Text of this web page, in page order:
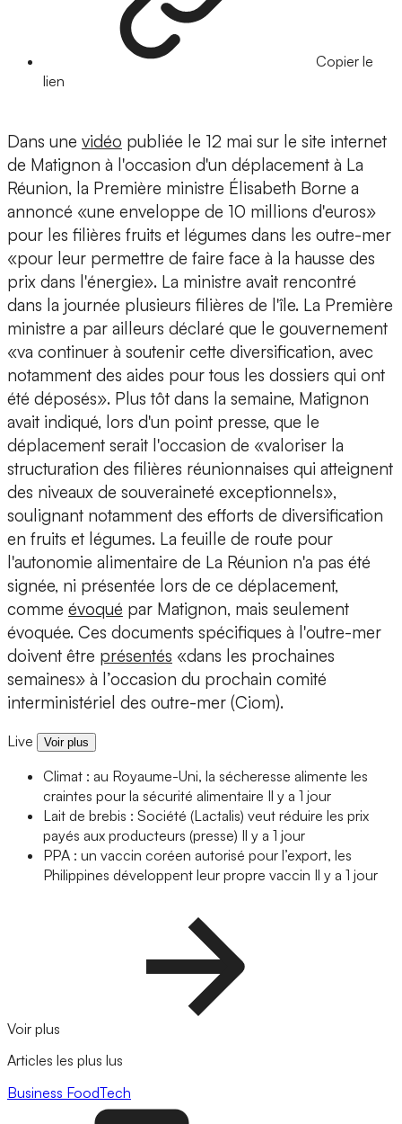
Copier le
lien
Dans une vidéo publiée le 12 mai sur le site internet
de Matignon à l'occasion d'un déplacement à La
Réunion, la Première ministre Élisabeth Borne a
annoncé «une enveloppe de 10 millions d'euros»
pour les filières fruits et légumes dans les outre-mer
«pour leur permettre de faire face à la hausse des
prix dans l'énergie». La ministre avait rencontré
dans la journée plusieurs filières de l'île. La Première
ministre a par ailleurs déclaré que le gouvernement
«va continuer à soutenir cette diversification, avec
notamment des aides pour tous les dossiers qui ont
été déposés». Plus tôt dans la semaine, Matignon
avait indiqué, lors d'un point presse, que le
déplacement serait l'occasion de «valoriser la
structuration des filières réunionnaises qui atteignent
des niveaux de souveraineté exceptionnels»,
soulignant notamment des efforts de diversification
en fruits et légumes. La feuille de route pour
l'autonomie alimentaire de La Réunion n'a pas été
signée, ni présentée lors de ce déplacement,
comme évoqué par Matignon, mais seulement
évoquée. Ces documents spécifiques à l'outre-mer
doivent être présentés «dans les prochaines
semaines» à l’occasion du prochain comité
interministériel des outre-mer (Ciom).
Live Voir plus
Climat : au Royaume-Uni, la sécheresse alimente les
craintes pour la sécurité alimentaire Il y a 1 jour
Lait de brebis : Société (Lactalis) veut réduire les prix
payés aux producteurs (presse) Il y a 1 jour
PPA : un vaccin coréen autorisé pour l’export, les
Philippines développent leur propre vaccin Il y a 1 jour
Voir plus
Articles les plus lus
Business FoodTech